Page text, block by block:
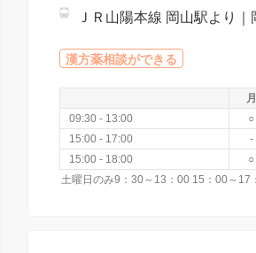
漢方薬相談ができる
月
09:30 - 13:00
○
15:00 - 17:00
-
15:00 - 18:00
○
土曜日のみ9：30～13：00 15：00～17